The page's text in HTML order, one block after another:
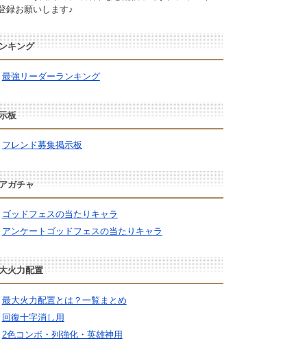
録お願いします♪
キング
最強リーダーランキング
板
フレンド募集掲示板
ガチャ
ゴッドフェスの当たりキャラ
アンケートゴッドフェスの当たりキャラ
火力配置
最大火力配置とは？一覧まとめ
回復十字消し用
2色コンボ・列強化・英雄神用